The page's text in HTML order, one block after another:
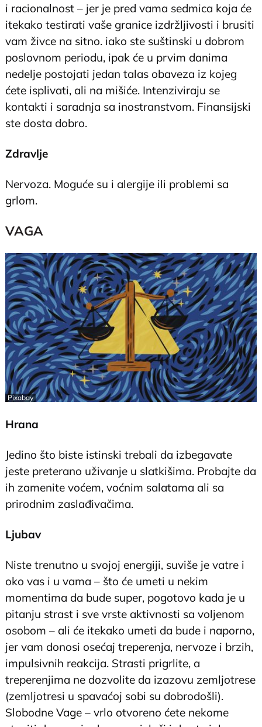
i racionalnost – jer je pred vama sedmica koja će
itekako testirati vaše granice izdržljivosti i brusiti
vam živce na sitno. iako ste suštinski u dobrom
poslovnom periodu, ipak će u prvim danima
nedelje postojati jedan talas obaveza iz kojeg
ćete isplivati, ali na mišiće. Intenziviraju se
kontakti i saradnja sa inostranstvom. Finansijski
ste dosta dobro.
Zdravlje
Nervoza. Moguće su i alergije ili problemi sa
grlom.
VAGA
Pixabay
Hrana
Jedino što biste istinski trebali da izbegavate
jeste preterano uživanje u slatkišima. Probajte da
ih zamenite voćem, voćnim salatama ali sa
prirodnim zaslađivačima.
Ljubav
Niste trenutno u svojoj energiji, suviše je vatre i
oko vas i u vama – što će umeti u nekim
momentima da bude super, pogotovo kada je u
pitanju strast i sve vrste aktivnosti sa voljenom
osobom – ali će itekako umeti da bude i naporno,
jer vam donosi osećaj treperenja, nervoze i brzih,
impulsivnih reakcija. Strasti prigrlite, a
treperenjima ne dozvolite da izazovu zemljotrese
(zemljotresi u spavaćoj sobi su dobrodošli).
Slobodne Vage – vrlo otvoreno ćete nekome